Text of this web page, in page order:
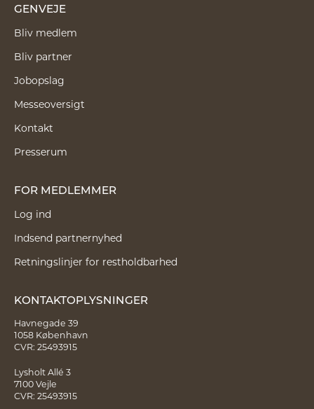
GENVEJE
Bliv medlem
Bliv partner
Jobopslag
Messeoversigt
Kontakt
Presserum
FOR MEDLEMMER
Log ind
Indsend partnernyhed
Retningslinjer for restholdbarhed
KONTAKTOPLYSNINGER
Havnegade 39
1058 København
CVR: 25493915
Lysholt Allé 3
7100 Vejle
CVR: 25493915